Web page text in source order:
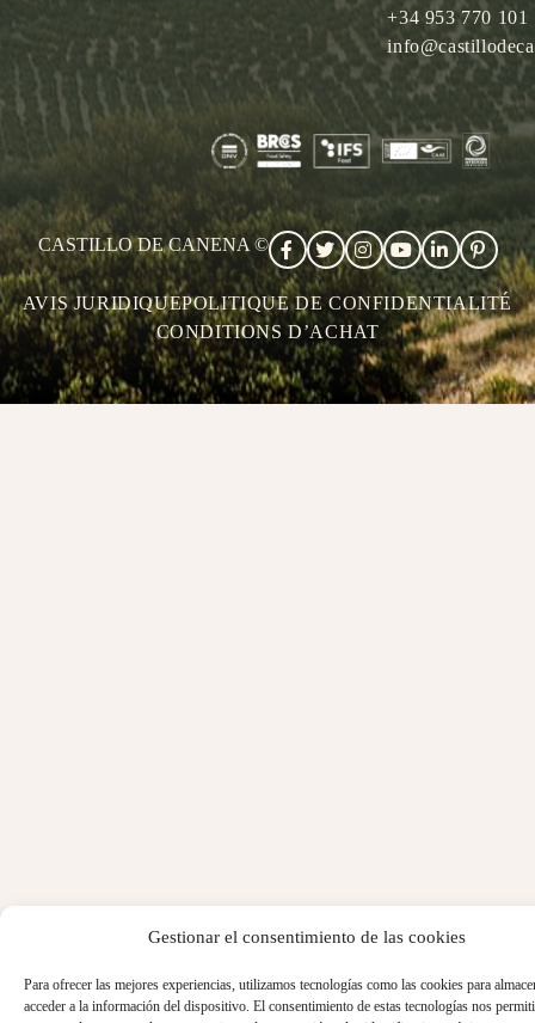
Gestionar el consentimiento de las cookies
Para ofrecer las mejores experiencias, utilizamos tecnologías como las cookies para
acceder a la información del dispositivo. El consentimiento de estas tecnologías nos
+34 953 770 101
CASTILLO DE CANENA ©
AVIS JURIDIQUEPOLITIQUE DE CONFIDENTIALITÉ
CONDITIONS D’ACHAT